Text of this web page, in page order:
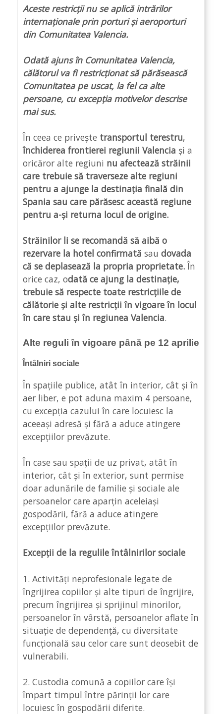
Aceste restricții nu se aplică intrărilor
internaționale prin porturi și aeroporturi
din Comunitatea Valencia.
Odată ajuns în Comunitatea Valencia,
călătorul va fi restricționat să părăsească
Comunitatea pe uscat, la fel ca alte
persoane, cu excepția motivelor descrise
mai sus.
În ceea ce privește transportul terestru,
închiderea frontierei regiunii Valencia și a
oricăror alte regiuni nu afectează străinii
care trebuie să traverseze alte regiuni
pentru a ajunge la destinația finală din
Spania sau care părăsesc această regiune
pentru a-și returna locul de origine.
Străinilor li se recomandă să aibă o
rezervare la hotel confirmată sau dovada
că se deplasează la propria proprietate.În
orice caz, odată ce ajung la destinație,
trebuie să respecte toate restricțiile de
călătorie și alte restricții în vigoare în locul
în care stau și în regiunea Valencia.
Alte reguli în vigoare până pe 12 aprilie
Întâlniri sociale
În spațiile publice, atât în ​​interior, cât și în
aer liber, e pot aduna maxim 4 persoane,
cu excepția cazului în care locuiesc la
aceeași adresă și fără a aduce atingere
excepțiilor prevăzute.
În case sau spații de uz privat, atât în ​​
interior, cât și în exterior, sunt permise
doar adunările de familie și sociale ale
persoanelor care aparțin aceleiași
gospodării, fără a aduce atingere
excepțiilor prevăzute.
Excepții de la regulile întâlnirilor sociale
1. Activități neprofesionale legate de
îngrijirea copiilor și alte tipuri de îngrijire,
precum îngrijirea și sprijinul minorilor,
persoanelor în vârstă, persoanelor aflate în
situație de dependență, cu diversitate
funcțională sau celor care sunt deosebit de
vulnerabili.
2. Custodia comună a copiilor care își
împart timpul între părinții lor care
locuiesc în gospodării diferite.